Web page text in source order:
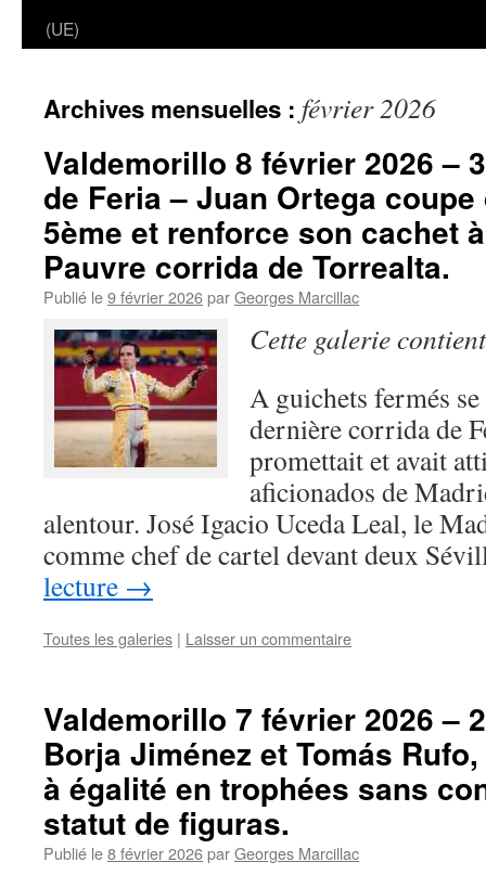
(UE)
Archives mensuelles : février 2026
Valdemorillo 8 février 2026 –
de Feria – Juan Ortega
5ème et renforce son cachet
Pauvre corrida de Torrealta.
Publié le9 février 2026parGeorges Marcillac
Cette galerie
A guichets fermés
dernière corrida de
promettait et avait
aficionados de
alentour. José Igacio Uceda Leal, le
comme chef de cartel devant deux
lecture →
Toutes les galeries | Laisser un commentaire
Valdemorillo 7 février 2026 –
Borja Jiménez et Tomás
à égalité en trophées sans
statut de figuras.
Publié le8 février 2026parGeorges Marcillac